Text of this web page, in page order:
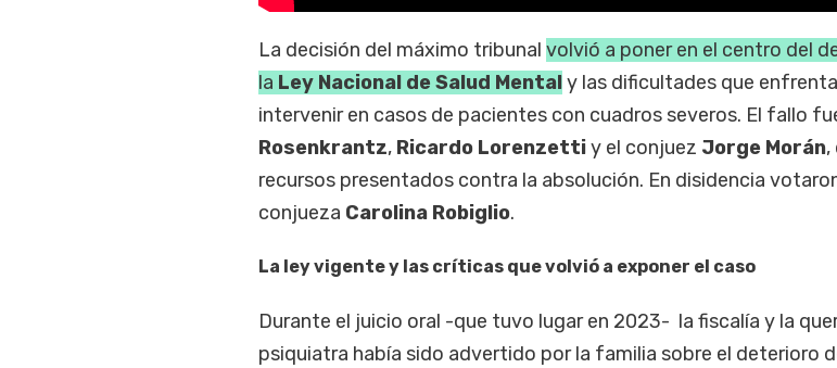
La decisión del máximo tribunal volvió a poner en el centro del
la Ley Nacional de Salud Mentaly las dificultades que
intervenir en casos de pacientes con cuadros severos. El fallo
Rosenkrantz, Ricardo Lorenzettiy el conjuez Jorge Morán,
recursos presentados contra la absolución. En disidencia
conjueza Carolina Robiglio.
La ley vigente y las críticas que volvió a exponer el caso
Durante el juicio oral -que tuvo lugar en 2023- la fiscalía y la
psiquiatra había sido advertido por la familia sobre el deterioro